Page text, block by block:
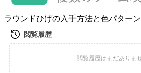
ラウンドひげの入手方法と色パターン